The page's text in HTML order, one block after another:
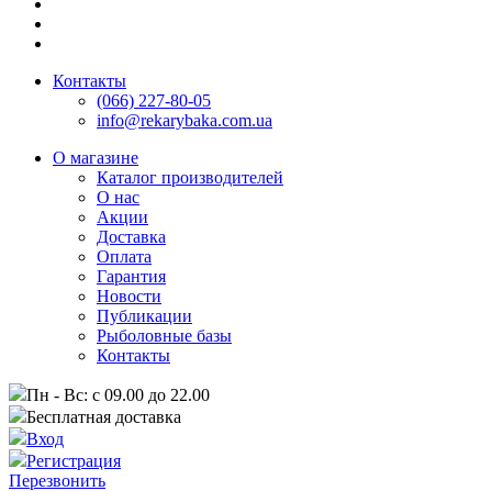
Контакты
(066) 227-80-05
info@rekarybaka.com.ua
О магазине
Каталог производителей
О нас
Акции
Доставка
Оплата
Гарантия
Новости
Публикации
Рыболовные базы
Контакты
Пн - Вс: с 09.00 до 22.00
Бесплатная доставка
Вход
Регистрация
Перезвонить